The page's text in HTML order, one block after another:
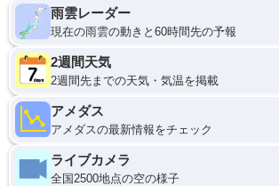
雨雲レーダー
現在の雨雲の動きと60時間先の予報
2週間天気
2週間先までの天気・気温を掲載
アメダス
アメダスの最新情報をチェック
ライブカメラ
全国2500地点の空の様子